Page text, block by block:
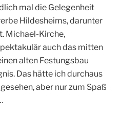
mal die Gelegenheit
Hildesheims, darunter
Michael-Kirche,
auch das mitten
alten Festungsbau
Das hätte ich durchaus
aber nur zum Spaß